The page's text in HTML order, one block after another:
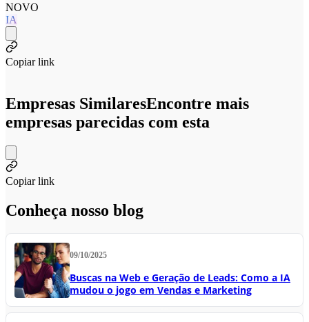
NOVO
IA
Copiar link
Empresas SimilaresEncontre mais
empresas parecidas com esta
Copiar link
Conheça nosso blog
09/10/2025
Buscas na Web e Geração de Leads: Como a IA
mudou o jogo em Vendas e Marketing